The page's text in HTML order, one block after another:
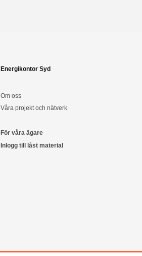
Energikontor Syd
Om oss
Våra projekt och nätverk
För våra ägare
Inlogg till låst material